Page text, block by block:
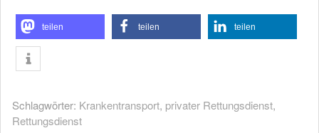
teilen teilen teilen
Schlagwörter: Krankentransport, privater Rettungsdienst,
Rettungsdienst